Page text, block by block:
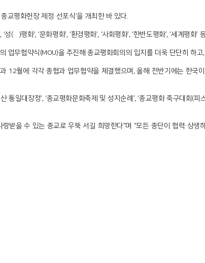
교평화헌장 제정·선포식’을 개최한 바 있다.
性)평화’, ‘문화평화’, ‘환경평화’, ‘사회평화’, ‘한반도평화’, ‘세계평
업무협약식(MOU)을 추진해 종교평화회의의 입지를 더욱 단단히 하
12월에 각각 종협과 업무협약을 체결했으며, 올해 전반기에는 한국
통일대장정’, ‘종교평화문화축제 및 성지순례’, ‘종교평화 축구대회(
받을 수 있는 종교로 우뚝 서길 희망한다”며 “모든 종단이 협력·상